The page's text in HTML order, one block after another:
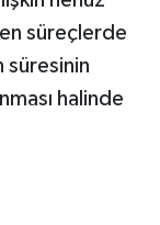
süreçlerde
süresinin
halinde